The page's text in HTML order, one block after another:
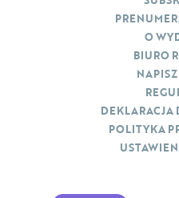
O
BIURO
DEKLARACJA
POLITYKA